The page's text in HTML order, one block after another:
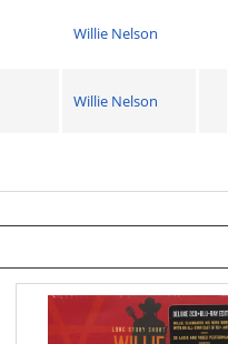
Willie Nelson
Willie Nelson